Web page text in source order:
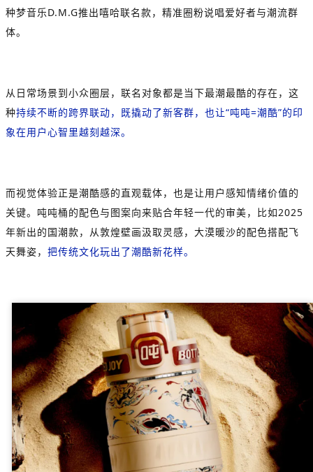
种梦音乐D.M.G推出嘻哈联名款，精准圈粉说唱爱好者与潮流群
体。
从日常场景到小众圈层，联名对象都是当下最潮最酷的存在，这
种持续不断的跨界联动，既撬动了新客群，也让“吨吨=潮酷”的印
象在用户心智里越刻越深。
而视觉体验正是潮酷感的直观载体，也是让用户感知情绪价值的
关键。吨吨桶的配色与图案向来贴合年轻一代的审美，比如2025
年新出的国潮款，从敦煌壁画汲取灵感，大漠暖沙的配色搭配飞
天舞姿， 把传统文化玩出了潮酷新花样。